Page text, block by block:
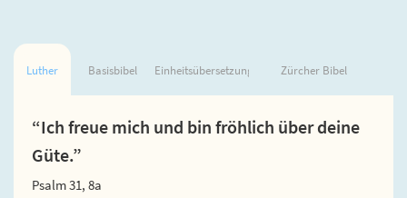
Luther Basisbibel Einheitsübersetzung Zürcher Bibel
“Ich freue mich und bin fröhlich über deine
Güte.”
Psalm 31, 8a